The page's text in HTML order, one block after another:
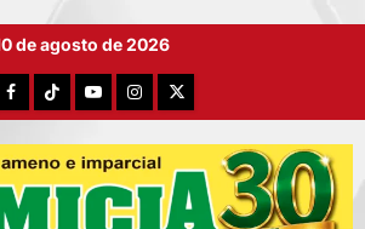
de agosto de 2026
FacebookTikTokYouTubeInstagram
X